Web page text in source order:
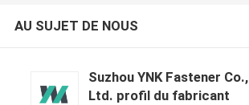
AU SUJET DE NOUS
Suzhou YNK Fastener Co.,
Ltd. profil du fabricant